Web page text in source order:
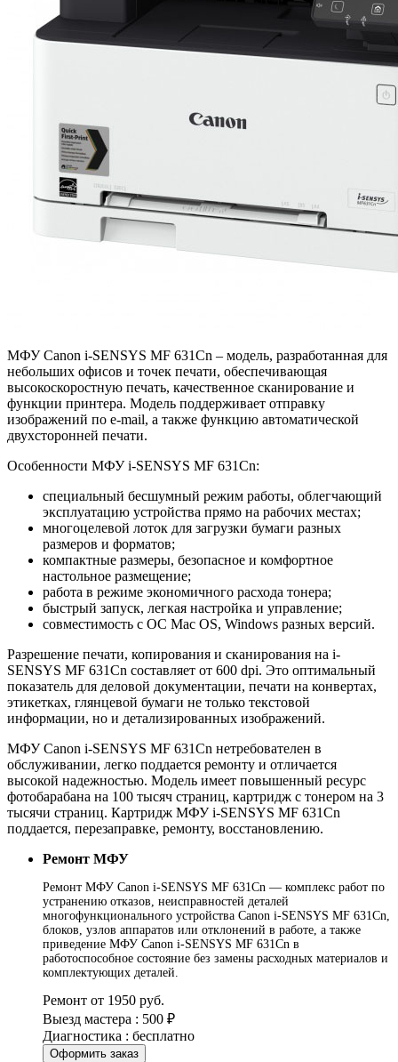
МФУ Canon i-SENSYS MF 631Cn – модель, разработанная для
небольших офисов и точек печати, обеспечивающая
высокоскоростную печать, качественное сканирование и
функции принтера. Модель поддерживает отправку
изображений по e-mail, а также функцию автоматической
двухсторонней печати.
Особенности МФУ i-SENSYS MF 631Cn:
специальный бесшумный режим работы, облегчающий
эксплуатацию устройства прямо на рабочих местах;
многоцелевой лоток для загрузки бумаги разных
размеров и форматов;
компактные размеры, безопасное и комфортное
настольное размещение;
работа в режиме экономичного расхода тонера;
быстрый запуск, легкая настройка и управление;
совместимость с ОС Mac OS, Windows разных версий.
Разрешение печати, копирования и сканирования на i-
SENSYS MF 631Cn составляет от 600 dpi. Это оптимальный
показатель для деловой документации, печати на конвертах,
этикетках, глянцевой бумаги не только текстовой
информации, но и детализированных изображений.
МФУ Canon i-SENSYS MF 631Cn нетребователен в
обслуживании, легко поддается ремонту и отличается
высокой надежностью. Модель имеет повышенный ресурс
фотобарабана на 100 тысяч страниц, картридж с тонером на 3
тысячи страниц. Картридж МФУ i-SENSYS MF 631Cn
поддается, перезаправке, ремонту, восстановлению.
Ремонт МФУ
Ремонт МФУ Canon i-SENSYS MF 631Cn — комплекс работ по
устранению отказов, неисправностей деталей
многофункционального устройства Canon i-SENSYS MF 631Cn,
блоков, узлов аппаратов или отклонений в работе, а также
приведение МФУ Canon i-SENSYS MF 631Cn в
работоспособное состояние без замены расходных материалов и
комплектующих деталей.
Ремонт от 1950 руб.
Выезд мастера : 500 ₽
Диагностика : бесплатно
Оформить заказ